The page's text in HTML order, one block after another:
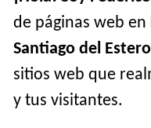
de páginas web en
Santiago del Estero
sitios web que
y tus visitantes.